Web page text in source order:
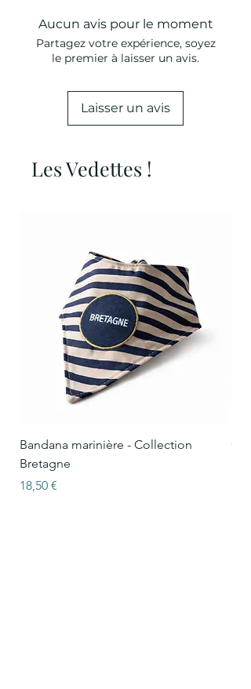
XS
Aucun avis pour le moment
Partagez votre expérience, soyez
le premier à laisser un avis.
Laisser un avis
Les Vedettes !
Bandana marinière - Collection
Bretagne
Prix
18,50 €